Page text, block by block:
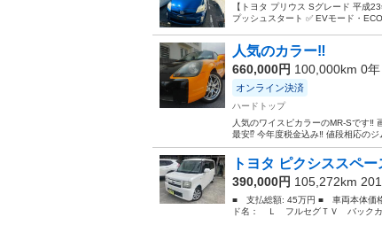
【トヨタ プリウス Sグレード 平成
プッシュスタート ✅ EVモード・
人気のカ
660,000円 100,000km 0年
オンライン決済
ハードトップ
人気のワイスピカラーのMR-Sです‼️
最安⁉️ 今年度税金込み‼️ 値段相応のジ
トヨタ ピクシスス
390,000円 105,272km
■ 支払総額: 45万円 ■ 車両本体
ド名： Ｌ フルセグＴＶ バック